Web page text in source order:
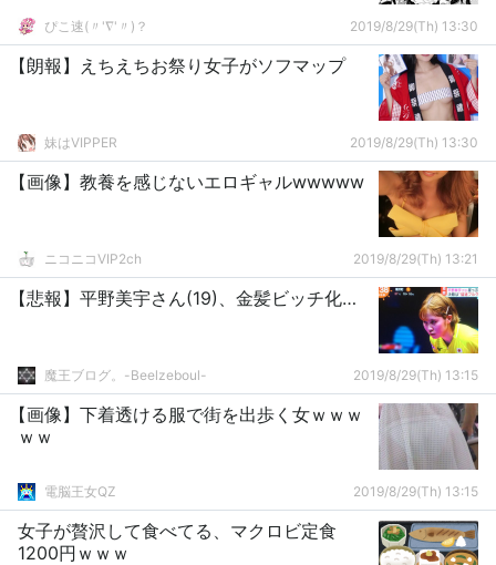
ぴこ速(〃'∇'〃)？ 2019/8/29(Th) 13:30
【朗報】えちえちお祭り女子がソフマップ
妹はVIPPER 2019/8/29(Th) 13:30
【画像】教養を感じないエロギャルwwwww
ニコニコVIP2ch 2019/8/29(Th) 13:21
【悲報】平野美宇さん(19)、金髪ビッチ化…
魔王ブログ。-Beelzeboul- 2019/8/29(Th) 13:15
【画像】下着透ける服で街を出歩く女ｗｗｗ
ｗｗ
電脳王女QZ 2019/8/29(Th) 13:15
女子が贅沢して食べてる、マクロビ定食
1200円ｗｗｗ